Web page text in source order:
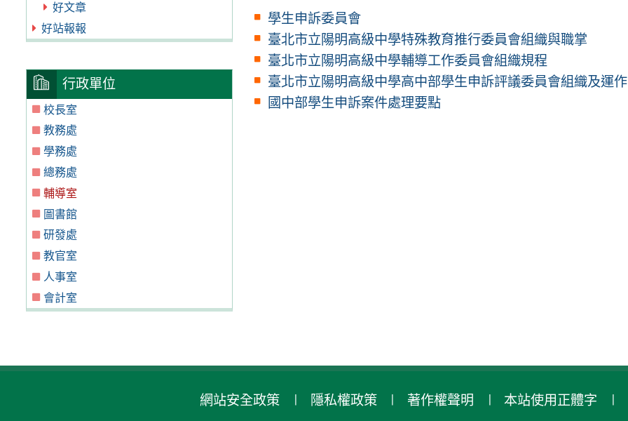
好文章
好站報報
行政單位
校長室
教務處
學務處
總務處
輔導室
圖書館
研發處
教官室
人事室
會計室
學生申訴委員會
臺北市立陽明高級中學特殊教育推行委員會組織與職掌
臺北市立陽明高級中學輔導工作委員會組織規程
臺北市立陽明高級中學高中部學生申訴評議委員會組織及運
國中部學生申訴案件處理要點
網站安全政策 隱私權政策 著作權聲明 本站使用正體字